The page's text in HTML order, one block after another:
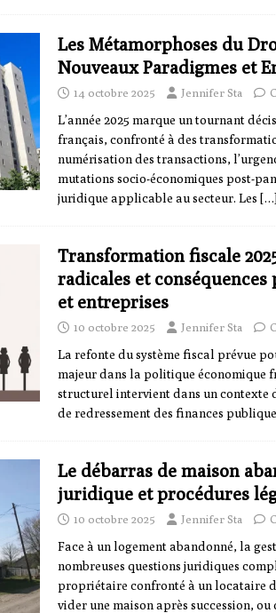
Les Métamorphoses du
Nouveaux Paradigmes et
14 octobre 2025 Jennifer Sta
L’année 2025 marque un tournant
français, confronté à des
numérisation des transactions,
mutations socio-économiques post-
juridique applicable au secteur. Les […]
Transformation fiscale
radicales et
et entreprises
10 octobre 2025 Jennifer Sta
La refonte du système fiscal prévue
majeur dans la politique économique
structurel intervient dans un contexte
de redressement des finances
Le débarras de maison
juridique et procédures
10 octobre 2025 Jennifer Sta
Face à un logement abandonné, la
nombreuses questions juridiques
propriétaire confronté à un locataire
vider une maison après succession, ou